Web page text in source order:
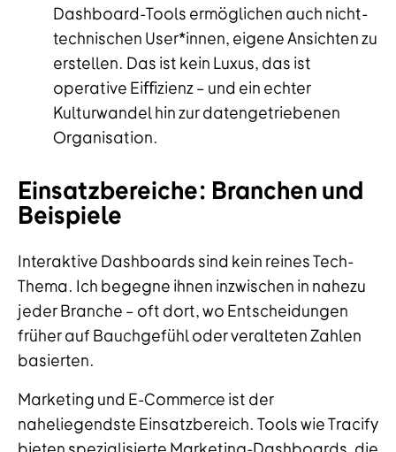
Dashboard-Tools ermöglichen auch nicht-
technischen User*innen, eigene Ansichten zu
erstellen. Das ist kein Luxus, das ist
operative Eiﬀizienz – und ein echter
Kulturwandel hin zur datengetriebenen
Organisation.
Einsatzbereiche: Branchen und
Beispiele
Interaktive Dashboards sind kein reines Tech-
Thema. Ich begegne ihnen inzwischen in nahezu
jeder Branche – oft dort, wo Entscheidungen
früher auf Bauchgefühl oder veralteten Zahlen
basierten.
Marketing und E-Commerce ist der
naheliegendste Einsatzbereich. Tools wie Tracify